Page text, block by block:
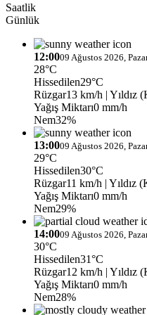
Saatlik
Günlük
12:0009 Ağustos 2026,
28°C
Hissedilen29°C
Rüzgar13 km/h | Yıldız
Yağış Miktarı0 mm/h
Nem32%
13:0009 Ağustos 2026,
29°C
Hissedilen30°C
Rüzgar11 km/h | Yıldız
Yağış Miktarı0 mm/h
Nem29%
14:0009 Ağustos 2026,
30°C
Hissedilen31°C
Rüzgar12 km/h | Yıldız
Yağış Miktarı0 mm/h
Nem28%